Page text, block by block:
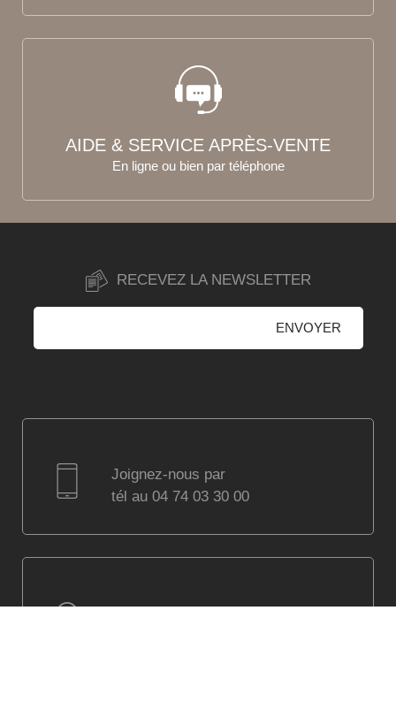
AIDE & SERVICE APRÈS-VENTE
En ligne ou bien par téléphone
RECEVEZ LA NEWSLETTER
Joignez-nous par
tél au 04 74 03 30 00